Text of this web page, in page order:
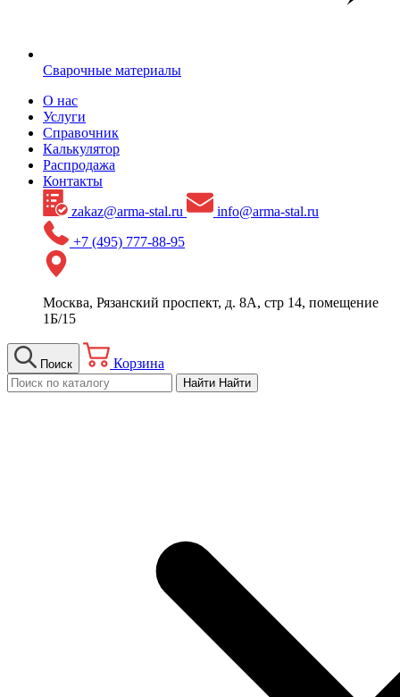
Сварочные материалы
О нас
Услуги
Справочник
Калькулятор
Распродажа
Контакты
zakaz@arma-stal.ru
info@arma-stal.ru
+7 (495) 777-88-95
Москва, Рязанский проспект, д. 8А, стр 14, помещение
1Б/15
Поиск Корзина
Найти Найти